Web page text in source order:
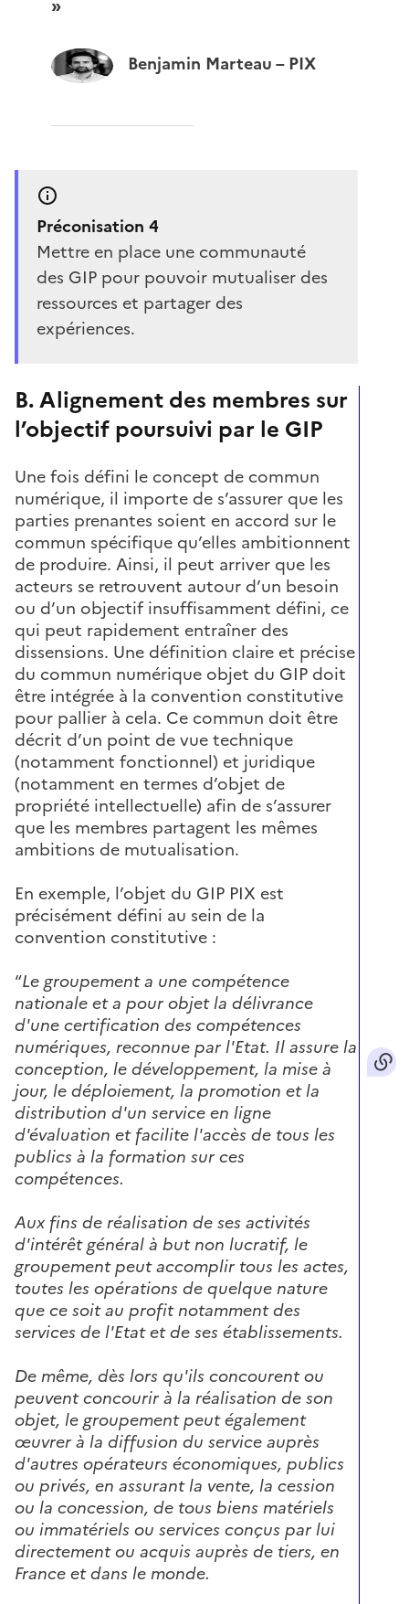
»
Benjamin Marteau – PIX
Préconisation 4
Mettre en place une communauté
des GIP pour pouvoir mutualiser des
ressources et partager des
expériences.
B. Alignement des membres sur
l’objectif poursuivi par le GIP
Une fois défini le concept de commun
numérique, il importe de s’assurer que les
parties prenantes soient en accord sur le
commun spécifique qu’elles ambitionnent
de produire. Ainsi, il peut arriver que les
acteurs se retrouvent autour d’un besoin
ou d’un objectif insuffisamment défini, ce
qui peut rapidement entraîner des
dissensions. Une définition claire et précise
du commun numérique objet du GIP doit
être intégrée à la convention constitutive
pour pallier à cela. Ce commun doit être
décrit d’un point de vue technique
(notamment fonctionnel) et juridique
(notamment en termes d’objet de
propriété intellectuelle) afin de s’assurer
que les membres partagent les mêmes
ambitions de mutualisation.
En exemple, l’objet du GIP PIX est
précisément défini au sein de la
convention constitutive :
“Le groupement a une compétence
nationale et a pour objet la délivrance
d'une certification des compétences
numériques, reconnue par l'Etat. Il assure la
conception, le développement, la mise à
jour, le déploiement, la promotion et la
distribution d'un service en ligne
d'évaluation et facilite l'accès de tous les
publics à la formation sur ces
compétences.
Aux fins de réalisation de ses activités
d'intérêt général à but non lucratif, le
groupement peut accomplir tous les actes,
toutes les opérations de quelque nature
que ce soit au profit notamment des
services de l'Etat et de ses établissements.
De même, dès lors qu'ils concourent ou
peuvent concourir à la réalisation de son
objet, le groupement peut également
œuvrer à la diffusion du service auprès
d'autres opérateurs économiques, publics
ou privés, en assurant la vente, la cession
ou la concession, de tous biens matériels
ou immatériels ou services conçus par lui
directement ou acquis auprès de tiers, en
France et dans le monde.